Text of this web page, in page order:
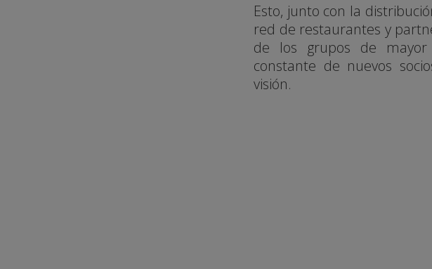
Esto, junto con la
red de restaurantes y
de los grupos de
constante de nuevos
visión.